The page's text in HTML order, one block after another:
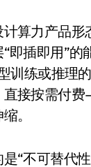
算力产品形
即插即用”
训练或推理
接按需付
。
“不可替代